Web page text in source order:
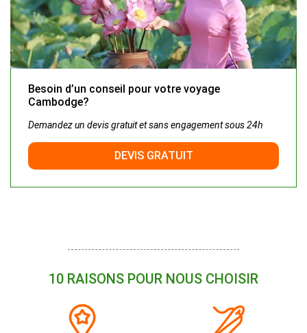
Besoin d’un conseil pour votre voyage
Cambodge?
Demandez un devis gratuit et sans engagement sous 24h
DEVIS GRATUIT
10 RAISONS POUR NOUS CHOISIR